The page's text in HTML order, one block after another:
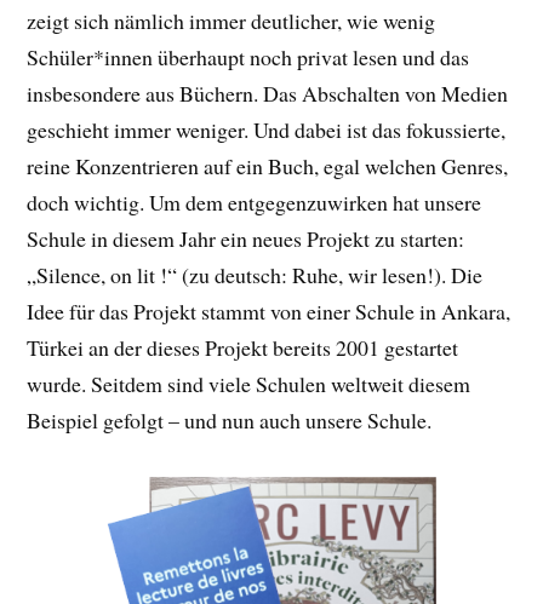
zeigt sich nämlich immer deutlicher, wie wenig
Schüler*innen überhaupt noch privat lesen und das
insbesondere aus Büchern. Das Abschalten von Medien
geschieht immer weniger. Und dabei ist das fokussierte,
reine Konzentrieren auf ein Buch, egal welchen Genres,
doch wichtig. Um dem entgegenzuwirken hat unsere
Schule in diesem Jahr ein neues Projekt zu starten:
„Silence, on lit !“ (zu deutsch: Ruhe, wir lesen!). Die
Idee für das Projekt stammt von einer Schule in Ankara,
Türkei an der dieses Projekt bereits 2001 gestartet
wurde. Seitdem sind viele Schulen weltweit diesem
Beispiel gefolgt – und nun auch unsere Schule.